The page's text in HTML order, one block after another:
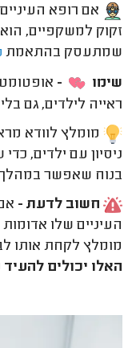
אם רופא
זקוק למשקפיים,
שמתעסק בהתאמת
שימו
-
ראייה לילדים, גם
מומלץ לוודא
ניסיון עם ילדים,
בנוח שאפשר במהלך
חשוב לדעת -
העיניים שלו
מומלץ לקחת אותו
האלו יכולים